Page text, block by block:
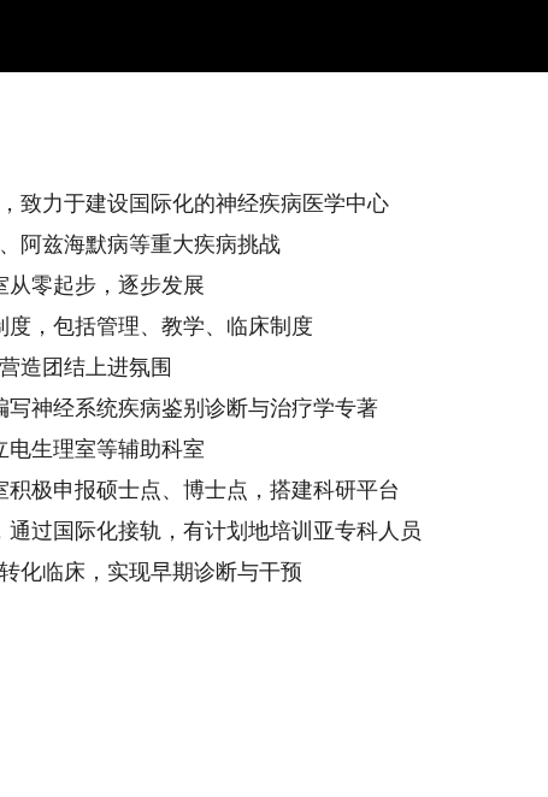
致力于建设国际化的神经疾病医学中心
阿兹海默病等重大疾病挑战
从零起步，逐步发展
度，包括管理、教学、临床制度
营造团结上进氛围
写神经系统疾病鉴别诊断与治疗学专著
电生理室等辅助科室
极申报硕士点、博士点，搭建科研平台
过国际化接轨，有计划地培训亚专科人员
化临床，实现早期诊断与干预